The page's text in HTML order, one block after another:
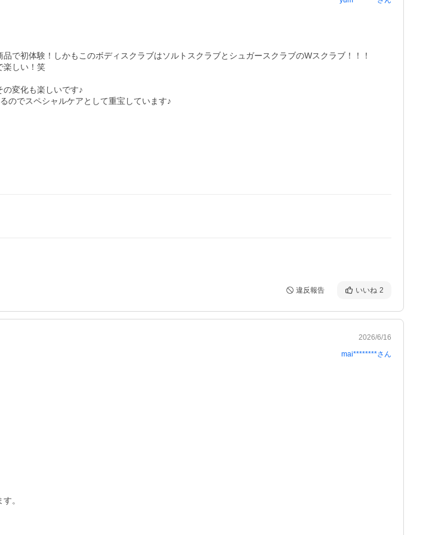
で初体験！しかもこのボディスクラブはソルトスクラブとシュガースクラブのWスクラブ！！！
楽しい！笑
変化も楽しいです♪
のでスペシャルケアとして重宝しています♪
違反報告 いいね 2
2026/6/16
mai********さん
。